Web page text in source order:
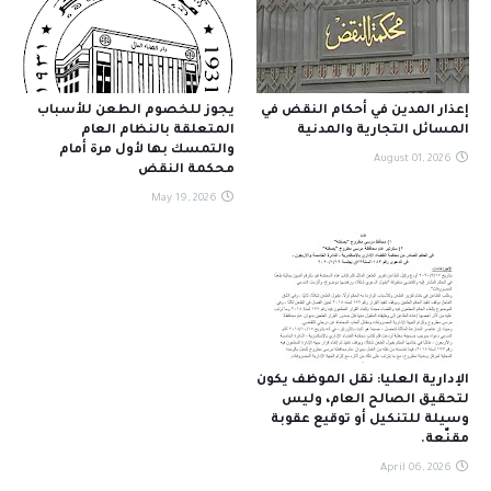
إعذار المدين في أحكام النقض في
المسائل التجارية والمدنية
August 01, 2026
يجوز للخصوم الطعن للأسباب
المتعلقة بالنظام العام
والتمسك بها لأول مرة أمام
محكمة النقض
May 19, 2026
الإدارية العليا: نقل الموظف يكون
لتحقيق الصالح العام، وليس
وسيلة للتنكيل أو توقيع عقوبة
مقنّعة.
April 06, 2026